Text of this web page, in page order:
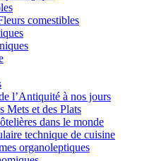
comestibles
l’Antiquité à nos jours
Mets et des Plats
dans le monde
technique de cuisine
organoleptiques